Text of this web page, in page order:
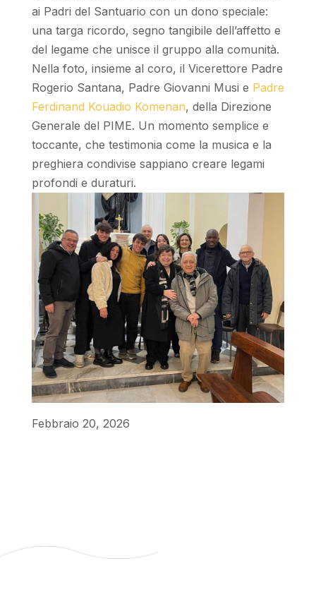
ai Padri del Santuario con un dono speciale:
una targa ricordo, segno tangibile dell’affetto e
del legame che unisce il gruppo alla comunità.
Nella foto, insieme al coro, il Vicerettore Padre
Rogerio Santana, Padre Giovanni Musi e Padre
Ferdinand Kouadio Komenan, della Direzione
Generale del PIME. Un momento semplice e
toccante, che testimonia come la musica e la
preghiera condivise sappiano creare legami
profondi e duraturi.
Febbraio 20, 2026